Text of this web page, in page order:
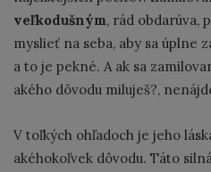
veľkodušným, rád obdarúva,
myslieť na seba, aby sa úplne
a to je pekné. A ak sa
akého dôvodu miluješ?,
V toľkých ohľadoch je jeho
akéhokoľvek dôvodu. Táto